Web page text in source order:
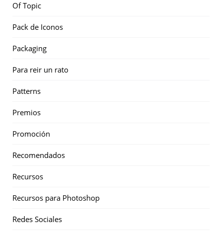
Of Topic
Pack de Iconos
Packaging
Para reir un rato
Patterns
Premios
Promoción
Recomendados
Recursos
Recursos para Photoshop
Redes Sociales